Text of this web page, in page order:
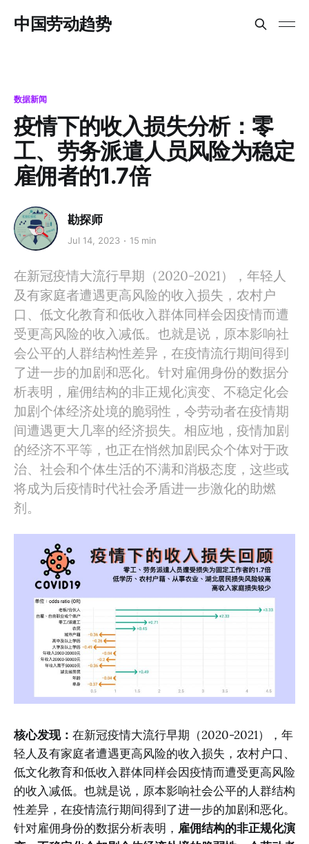
中国劳动趋势
数据新闻
疫情下的收入损失分析：零
工、劳务派遣人员风险为稳定
雇佣者的1.7倍
勘探师
Jul 14, 2023 15 min
在新冠疫情大流行早期（2020-2021），年轻人
及有家庭者遭遇更高风险的收入损失，农村户
口、低文化教育和低收入群体同样会因疫情而遭
受更高风险的收入减低。也就是说，原本影响社
会公平的人群结构性差异，在疫情流行期间得到
了进一步的加剧和恶化。针对雇佣身份的数据分
析表明，雇佣结构的非正规化演变、不稳定化会
加剧个体经济处境的脆弱性，令劳动者在疫情期
间遭遇更大几率的经济损失。相应地，疫情加剧
的经济不平等，也正在悄然加剧民众个体对于政
治、社会和个体生活的不满和消极态度，这些或
将成为后疫情时代社会矛盾进一步激化的助燃
剂。
核心发现： 在新冠疫情大流行早期（2020-2021），年
轻人及有家庭者遭遇更高风险的收入损失，农村户口、
低文化教育和低收入群体同样会因疫情而遭受更高风险
的收入减低。也就是说，原本影响社会公平的人群结构
性差异，在疫情流行期间得到了进一步的加剧和恶化。
针对雇佣身份的数据分析表明， 雇佣结构的非正规化演